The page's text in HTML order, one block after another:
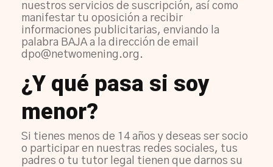
nuestros servicios de suscripción, así como
manifestar tu oposición a recibir
informaciones publicitarias, enviando la
palabra BAJA a la dirección de email
dpo@netwomening.org.
¿Y qué pasa si soy
menor?
Si tienes menos de 14 años y deseas ser socio
o participar en nuestras redes sociales, tus
padres o tu tutor legal tienen que darnos su